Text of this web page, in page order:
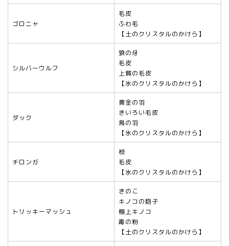
ゴロニャ
毛皮
ふわ毛
【土のクリスタルのかけら】
シルバーウルフ
狼の牙
毛皮
上質の毛皮
【氷のクリスタルのかけら】
ダック
黄金の羽
きいろい毛皮
鳥の羽
【氷のクリスタルのかけら】
チロンガ
枝
毛皮
【氷のクリスタルのかけら】
トリッキーマッシュ
きのこ
キノコの胞子
極上キノコ
毒の粉
【土のクリスタルのかけら】